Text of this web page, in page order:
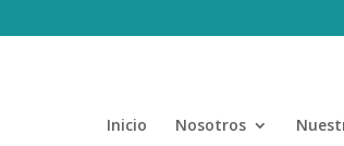
Inicio Nosotros